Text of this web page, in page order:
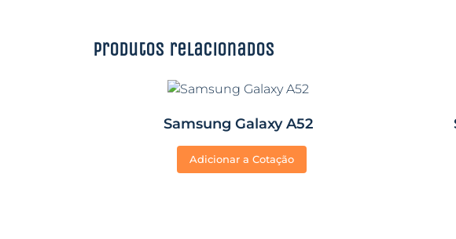
Produtos relacionados
Samsung Galaxy A52
Adicionar a Cotação